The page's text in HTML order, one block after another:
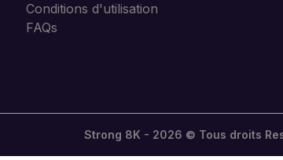
Conditions d'utilisation
FAQs
Strong 8K - 2026 © Tous droits